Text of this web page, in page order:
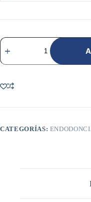
BASE
IT
-
SPIDENT
JERINGAS
cantidad
CATEGORÍAS: